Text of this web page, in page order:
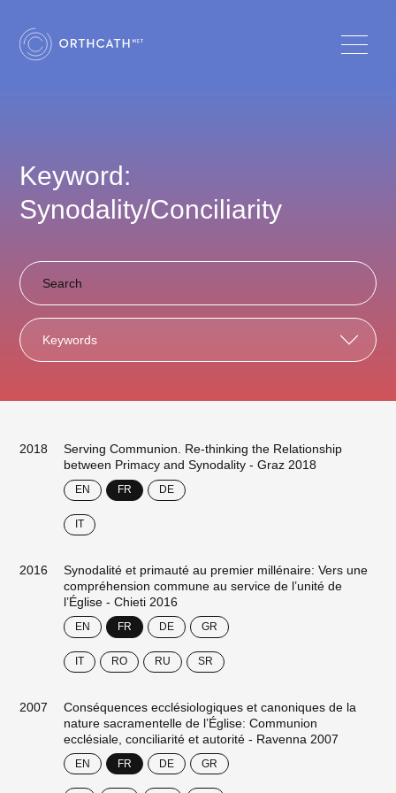
Keyword:
Synodality/Conciliarity
Keywords
2018
Serving Communion. Re-thinking the Relationship
between Primacy and Synodality - Graz 2018
EN FR DE
IT
2016
Synodalité et primauté au premier millénaire: Vers une
compréhension commune au service de l’unité de
l’Église - Chieti 2016
EN FR DE GR
IT RO RU SR
2007
Conséquences ecclésiologiques et canoniques de la
nature sacramentelle de l’Église: Communion
ecclésiale, conciliarité et autorité - Ravenna 2007
EN FR DE GR